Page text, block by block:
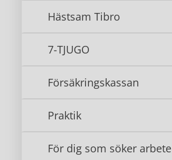
Hästsam Tibro
7-TJUGO
Försäkringskassan
Praktik
För dig som söker arbete